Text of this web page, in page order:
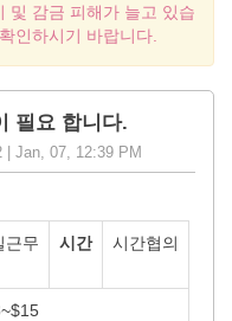
및 감금 피해가 늘고 있습
인하시기 바랍니다.
필요 합니다.
| Jan, 07, 12:39 PM
근무 시간 시간협의